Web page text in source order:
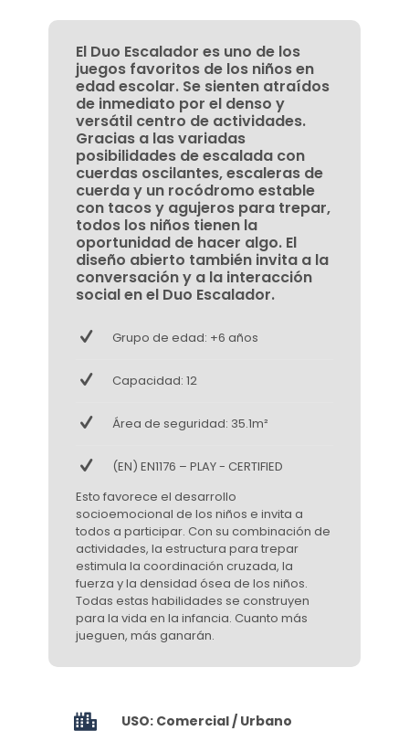
El Duo Escalador es uno de los
juegos favoritos de los niños en
edad escolar. Se sienten atraídos
de inmediato por el denso y
versátil centro de actividades.
Gracias a las variadas
posibilidades de escalada con
cuerdas oscilantes, escaleras de
cuerda y un rocódromo estable
con tacos y agujeros para trepar,
todos los niños tienen la
oportunidad de hacer algo. El
diseño abierto también invita a la
conversación y a la interacción
social en el Duo Escalador.
Grupo de edad: +6 años
Capacidad: 12
Área de seguridad: 35.1m²
(EN) EN1176 – PLAY - CERTIFIED
Esto favorece el desarrollo
socioemocional de los niños e invita a
todos a participar. Con su combinación de
actividades, la estructura para trepar
estimula la coordinación cruzada, la
fuerza y la densidad ósea de los niños.
Todas estas habilidades se construyen
para la vida en la infancia. Cuanto más
jueguen, más ganarán.
USO: Comercial / Urbano